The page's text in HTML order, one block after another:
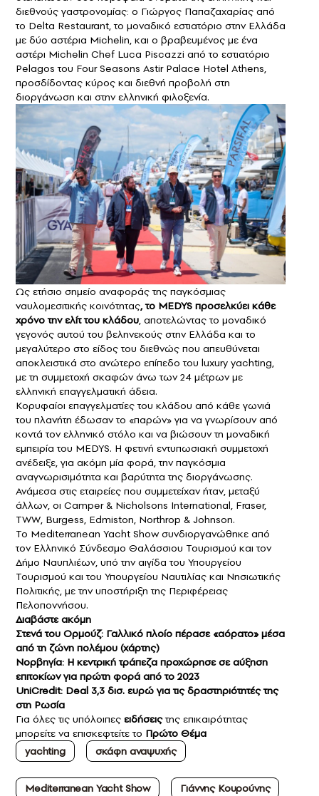
διεθνούς γαστρονομίας: ο Γιώργος Παπαζαχαρίας από
το Delta Restaurant, το μοναδικό εστιατόριο στην Ελλάδα
με δύο αστέρια Michelin, και ο βραβευμένος με ένα
αστέρι Michelin Chef Luca Piscazzi από το εστιατόριο
Pelagos του Four Seasons Astir Palace Hotel Athens,
προσδίδοντας κύρος και διεθνή προβολή στη
διοργάνωση και στην ελληνική φιλοξενία.
Ως ετήσιο σημείο αναφοράς της παγκόσμιας
ναυλομεσιτικής κοινότητας, το MEDYS προσελκύει κάθε
χρόνο την ελίτ του κλάδου, αποτελώντας το μοναδικό
γεγονός αυτού του βεληνεκούς στην Ελλάδα και το
μεγαλύτερο στο είδος του διεθνώς που απευθύνεται
αποκλειστικά στο ανώτερο επίπεδο του luxury yachting,
με τη συμμετοχή σκαφών άνω των 24 μέτρων με
ελληνική επαγγελματική άδεια.
Κορυφαίοι επαγγελματίες του κλάδου από κάθε γωνιά
του πλανήτη έδωσαν το «παρών» για να γνωρίσουν από
κοντά τον ελληνικό στόλο και να βιώσουν τη μοναδική
εμπειρία του MEDYS. Η φετινή εντυπωσιακή συμμετοχή
ανέδειξε, για ακόμη μία φορά, την παγκόσμια
αναγνωρισιμότητα και βαρύτητα της διοργάνωσης.
Ανάμεσα στις εταιρείες που συμμετείχαν ήταν, μεταξύ
άλλων, οι Camper & Nicholsons International, Fraser,
TWW, Burgess, Edmiston, Northrop & Johnson.
Το Mediterranean Yacht Show συνδιοργανώθηκε από
τον Ελληνικό Σύνδεσμο Θαλάσσιου Τουρισμού και τον
Δήμο Ναυπλιέων, υπό την αιγίδα του Υπουργείου
Τουρισμού και του Υπουργείου Ναυτιλίας και Νησιωτικής
Πολιτικής, με την υποστήριξη της Περιφέρειας
Πελοποννήσου.
Διαβάστε ακόμη
Στενά του Ορμούζ: Γαλλικό πλοίο πέρασε «αόρατο» μέσα
από τη ζώνη πολέμου (χάρτης)
Νορβηγία: Η κεντρική τράπεζα προχώρησε σε αύξηση
επιτοκίων για πρώτη φορά από το 2023
UniCredit: Deal 3,3 δισ. ευρώ για τις δραστηριότητές της
στη Ρωσία
Για όλες τις υπόλοιπες ειδήσειςτης επικαιρότητας
μπορείτε να επισκεφτείτε το Πρώτο Θέμα
yachting
σκάφη αναψυχής
Mediterranean Yacht Show Γιάννης Κουρούνης